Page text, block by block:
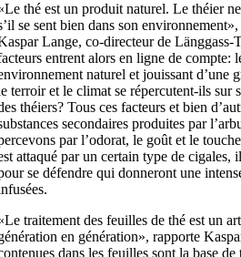
thé est un produit naturel. Le théier
se sent bien dans son
Lange, co-directeur de Länggass-
entrent alors en ligne de compte:
naturel et jouissant d’une
terroir et le climat se répercutent-ils sur
théiers? Tous ces facteurs et bien
secondaires produites par
par l’odorat, le goût et le
attaqué par un certain type de cigales,
se défendre qui donneront une
traitement des feuilles de thé est un
en génération», rapporte
dans les feuilles sont la base